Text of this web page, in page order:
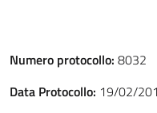
Numero protocollo: 8032
Data Protocollo: 19/02/